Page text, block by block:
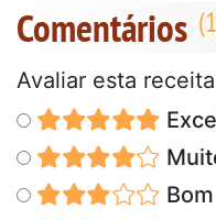
Comentários
Avaliar esta
Bom